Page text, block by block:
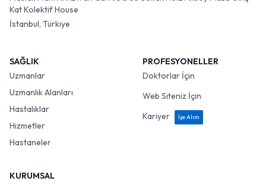
Kat Kolektif House
İstanbul, Türkiye
SAĞLIK
Uzmanlar
Uzmanlık Alanları
Hastalıklar
Hizmetler
Hastaneler
PROFESYONELLER
Doktorlar İçin
Web Siteniz İçin
Kariyer
İşe Alım
KURUMSAL